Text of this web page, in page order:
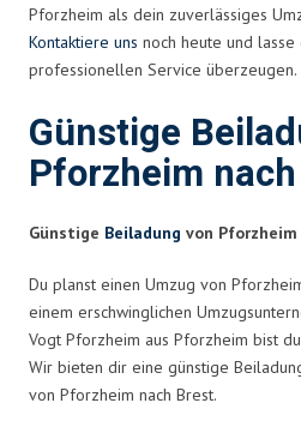
Pforzheim als dein zuverlässiges
Kontaktiere uns noch heute und
professionellen Service überzeugen.
Günstige
Pforzheim
Günstige Beiladung von
Du planst einen Umzug von
einem erschwinglichen
Vogt Pforzheim aus Pforzheim bist
Wir bieten dir eine günstige
von Pforzheim nach Brest.